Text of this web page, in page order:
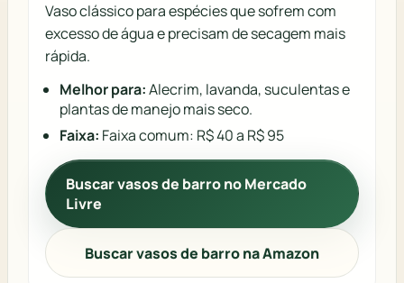
Vaso clássico para espécies que sofrem com
excesso de água e precisam de secagem mais
rápida.
Melhor para:Alecrim, lavanda, suculentas e
plantas de manejo mais seco.
Faixa: Faixa comum: R$ 40 a R$ 95
Buscar vasos de barro no Mercado
Livre
Buscar vasos de barro na Amazon